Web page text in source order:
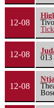
12-08
12-08
013
12-08